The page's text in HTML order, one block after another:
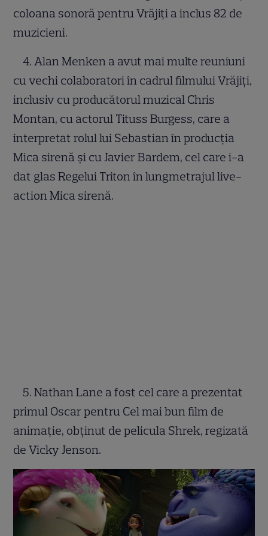
coloana sonoră pentru Vrăjiți a inclus 82 de
muzicieni.
4. Alan Menken a avut mai multe reuniuni
cu vechi colaboratori în cadrul filmului Vrăjiți,
inclusiv cu producătorul muzical Chris
Montan, cu actorul Tituss Burgess, care a
interpretat rolul lui Sebastian în producția
Mica sirenă și cu Javier Bardem, cel care i-a
dat glas Regelui Triton în lungmetrajul live-
action Mica sirenă.
5. Nathan Lane a fost cel care a prezentat
primul Oscar pentru Cel mai bun film de
animație, obținut de pelicula Shrek, regizată
de Vicky Jenson.